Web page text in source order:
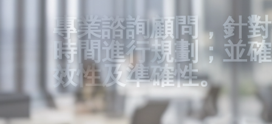
專業諮詢顧問，針
時間進行規劃；並
效性及準確性。
精益求精，配合市
的服務理念，以真
的服務品質回饋更
良好的服務及翻譯
公、民營機構、工
可